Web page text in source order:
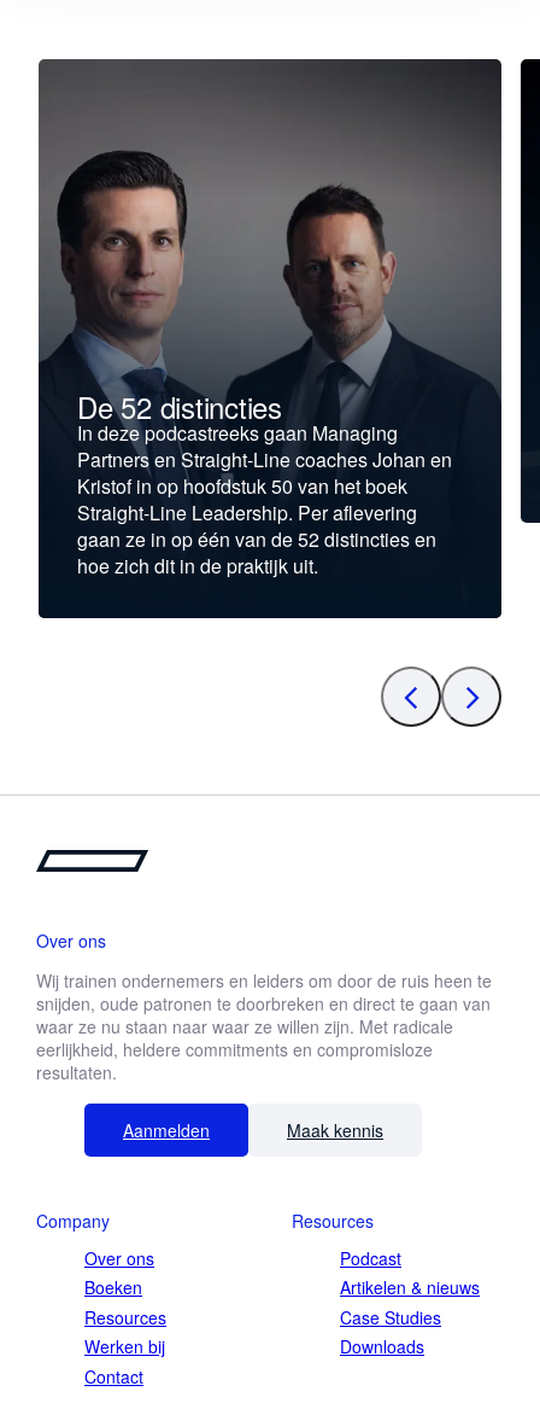
De 52 distincties
In deze podcastreeks gaan Managing
Partners en Straight-Line coaches Johan en
Kristof in op hoofdstuk 50 van het boek
Straight-Line Leadership. Per aflevering
gaan ze in op één van de 52 distincties en
hoe zich dit in de praktijk uit.
Over ons
Wij trainen ondernemers en leiders om door de ruis heen te
snijden, oude patronen te doorbreken en direct te gaan van
waar ze nu staan naar waar ze willen zijn. Met radicale
eerlijkheid, heldere commitments en compromisloze
resultaten.
Aanmelden Maak kennis
Company
Over ons
Boeken
Resources
Werken bij
Contact
Resources
Podcast
Artikelen & nieuws
Case Studies
Downloads